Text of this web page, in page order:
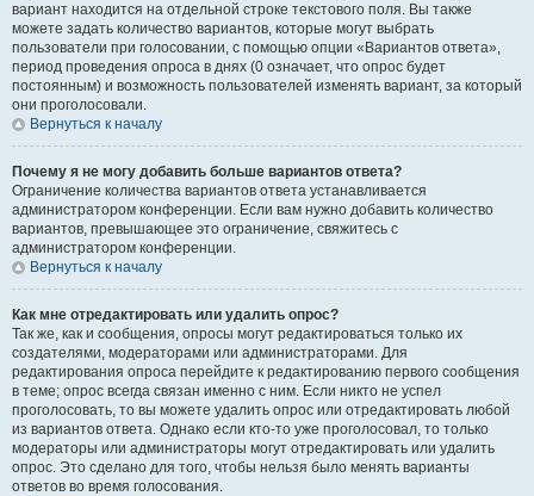
вариант находится на отдельной строке текстового поля. Вы также
можете задать количество вариантов, которые могут выбрать
пользователи при голосовании, с помощью опции «Вариантов ответа»,
период проведения опроса в днях (0 означает, что опрос будет
постоянным) и возможность пользователей изменять вариант, за который
они проголосовали.
Вернуться к началу
Почему я не могу добавить больше вариантов ответа?
Ограничение количества вариантов ответа устанавливается
администратором конференции. Если вам нужно добавить количество
вариантов, превышающее это ограничение, свяжитесь с
администратором конференции.
Вернуться к началу
Как мне отредактировать или удалить опрос?
Так же, как и сообщения, опросы могут редактироваться только их
создателями, модераторами или администраторами. Для
редактирования опроса перейдите к редактированию первого сообщения
в теме; опрос всегда связан именно с ним. Если никто не успел
проголосовать, то вы можете удалить опрос или отредактировать любой
из вариантов ответа. Однако если кто-то уже проголосовал, то только
модераторы или администраторы могут отредактировать или удалить
опрос. Это сделано для того, чтобы нельзя было менять варианты
ответов во время голосования.